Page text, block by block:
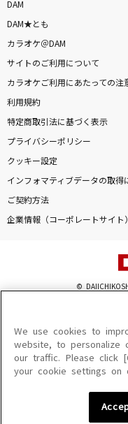
DAM
DAM★とも
カラオケ＠DAM
サイトのご利用について
カラオケご利用にあたっての注
利用規約
特定商取引法に基づく表示
プライバシーポリシー
クッキー設定
インフォマティブデータの取得
ご契約方法
企業情報（コーポレートサイト）
©
このサイトに掲載されている一
を問わず、著作権法の定める範囲
を禁じます。
楽曲及びコンテンツは、機種によ
楽曲及びコンテンツの配信日、配
We use cookies to
website, to personalize
our traffic. Please click
your cookie settings on